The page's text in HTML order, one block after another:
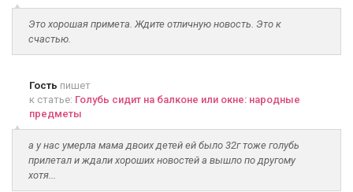
Это хорошая примета. Ждите отличную новость. Это к
счастью.
Гость пишет
к статье: Голубь сидит на балконе или окне: народные
предметы
а у нас умерла мама двоих детей ей было 32г тоже голубь
прилетал и ждали хороших новостей а вышло по другому
хотя...